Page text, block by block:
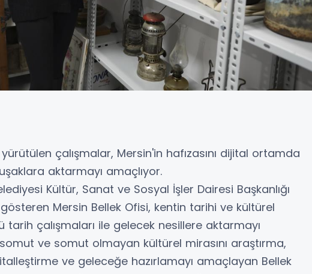
çalışmalar, Mersin'in hafızasını dijital ortamda
aktarmayı amaçlıyor.
Kültür, Sanat ve Sosyal İşler Dairesi Başkanlığı
Mersin Bellek Ofisi, kentin tarihi ve kültürel
tarih çalışmaları ile gelecek nesillere aktarmayı
ve somut olmayan kültürel mirasını araştırma,
ve geleceğe hazırlamayı amaçlayan Bellek